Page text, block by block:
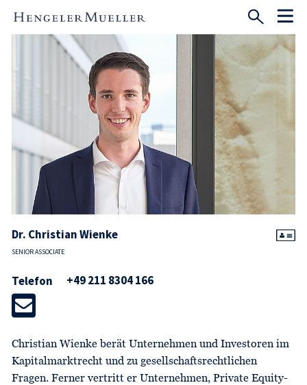
Dr. Christian Wienke
SENIOR ASSOCIATE
Telefon +49 211 8304 166
Christian Wienke berät Unternehmen und Investoren im
Kapitalmarktrecht und zu gesellschaftsrechtlichen
Fragen. Ferner vertritt er Unternehmen, Private Equity-